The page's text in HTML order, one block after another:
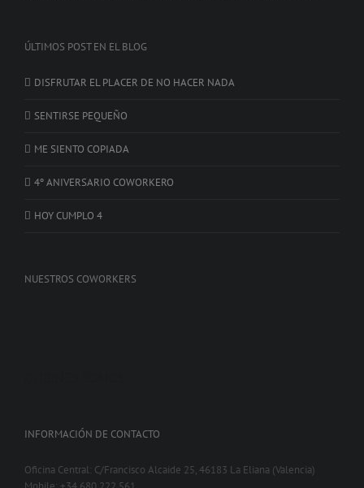
ÚLTIMOS POST EN EL BLOG
DISFRUTAR EL PLACER DE NO HACER NADA
SENTIRSE PEQUEÑO
ME SIENTO COPIADA
4º ANIVERSARIO COWORKERO
HOY CUMPLO 4
NUESTROS COWORKERS
INFORMACIÓN DE CONTACTO
Oficina Central: C/Francisco Alcaide 25, 46183 La Eliana (Valencia)